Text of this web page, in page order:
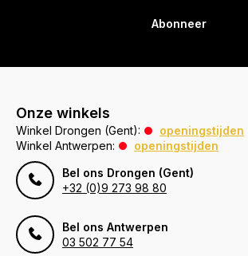
Abonneer
Onze winkels
Winkel Drongen (Gent):
openingstijden
Winkel Antwerpen:
openingstijden
Bel ons Drongen (Gent)
+32 (0)9 273 98 80
Bel ons Antwerpen
03 502 77 54